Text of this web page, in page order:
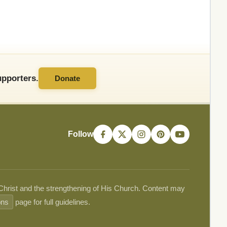
Donate
Follow
and the strengthening of His Church. Content may
page for full guidelines.